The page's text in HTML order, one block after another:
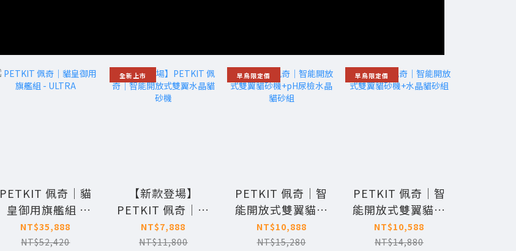
PETKIT 佩奇｜貓
皇御用旗艦組 -
ULTRA
NT$35,888
NT$52,420
全新上市
【新款登場】
PETKIT 佩奇｜智
能開放式雙翼水晶
貓砂機
NT$7,888
NT$11,800
早鳥限定價
PETKIT 佩奇｜智
能開放式雙翼貓砂
機+pH尿檢水晶貓
砂組
NT$10,888
NT$15,280
早鳥限定價
PETKIT 佩奇｜智
能開放式雙翼貓砂
機+水晶貓砂組
NT$10,588
NT$14,880